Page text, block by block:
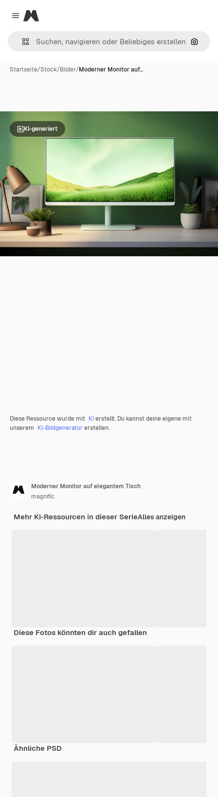
Close menu
Magnific
Nach
Startseite/Stock/Bilder/Moderner Monitor auf…
KI-generiert
Diese Ressource wurde mit KIerstellt. Du kannst deine eigene mit
unserem KI-Bildgenerator erstellen.
Moderner Monitor auf elegantem Tisch
magnific
Mehr KI-Ressourcen in dieser SerieAlles anzeigen
Diese Fotos könnten dir auch gefallen
Ähnliche PSD